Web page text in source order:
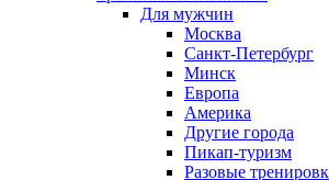
Для мужчин
Москва
Санкт-Петербург
Минск
Европа
Америка
Другие города
Пикап-туризм
Разовые